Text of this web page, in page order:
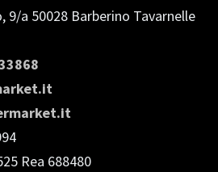
9/a 50028 Barberino Tavarnelle
Rea 688480